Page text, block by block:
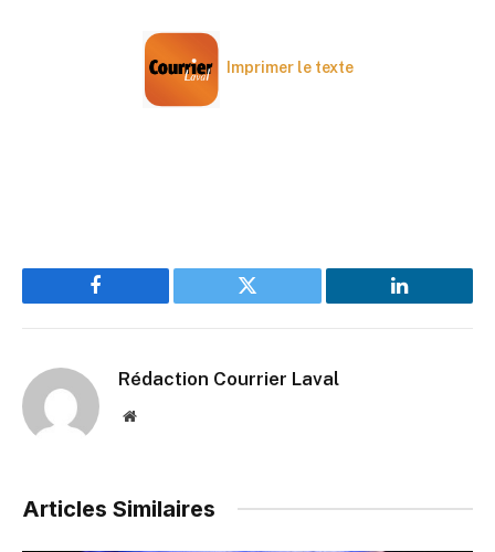
Imprimer le texte
Facebook Twitter LinkedIn
Rédaction Courrier Laval
Website
Articles Similaires